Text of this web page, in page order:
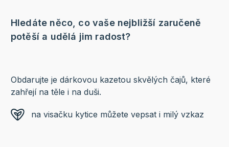
Hledáte něco, co vaše nejbližší zaručeně
potěší a udělá jim radost?
Obdarujte je dárkovou kazetou skvělých čajů, které
zahřejí na těle i na duši.
na visačku kytice můžete vepsat i milý vzkaz